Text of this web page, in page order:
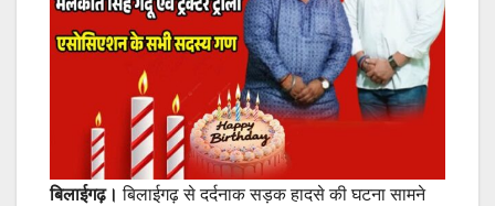
बिलाईगढ़। बिलाईगढ़ से दर्दनाक सड़क हादसे की घटना सामने